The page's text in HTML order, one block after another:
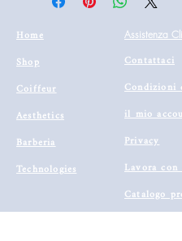
fonte di calore per aumentare
Formato : 200 ml
Home
Shop
Coiffeur
Aesthetics
Barberia
Technologies
Assistenza
Contattaci
Condizioni
il mio
Privacy
Lavora
Catalogo